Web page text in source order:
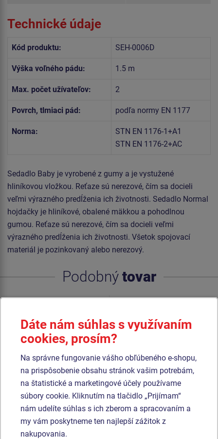
Technické údaje
Kód produktu: SEH-0006D
Výška voľného pádu: 1.5 m
Max. počet užívateľov: 2
Povrch, tlmiaci pád: podľa normy EN 1177
Norma:
STN EN 1176-1+A1
STN EN 1176-2+AC
Sedadlo Baby je vyrobené z gumy a je vystužené
hliníkovou vložkou. Reťaze sú nerezové, čím sa docieli
veľmi výrazného predĺženia ich životnosti. Sedadlo Normal
hojdačky je hliníkové, obalené mäkkou a pohodlnou
gumou. Reťaze sú nerezové, čím sa docieli veľmi
výrazného predĺženia ich životnosti. Všetok spojovací
materiál je pozinkovaný alebo nerezový.
Podobný tovar
Produkt - SEH-0006D
Cena na vyžiadanie
Novinka
Produkt - SEH-0004
(vrátane reťazí)
Dáte nám súhlas s využívaním
cookies, prosím?
Na správne fungovanie vášho obľúbeného e-shopu,
na prispôsobenie obsahu stránok vašim potrebám,
na štatistické a marketingové účely používame
súbory cookie. Kliknutím na tlačidlo „Prijímam“
nám udelíte súhlas s ich zberom a spracovaním a
my vám poskytneme ten najlepší zážitok z
nakupovania.